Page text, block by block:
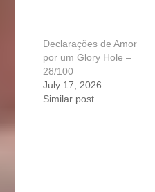
Declarações de Amor
por um Glory Hole –
28/100
July 17, 2026
Similar post